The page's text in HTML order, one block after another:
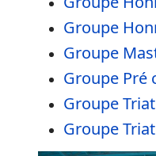
Groupe
Groupe
Groupe Pré
Groupe
Groupe